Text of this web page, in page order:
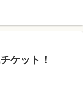
ケット！